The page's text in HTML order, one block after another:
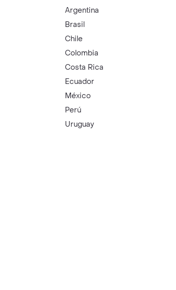
Argentina
Brasil
Chile
Colombia
Costa Rica
Ecuador
México
Perú
Uruguay